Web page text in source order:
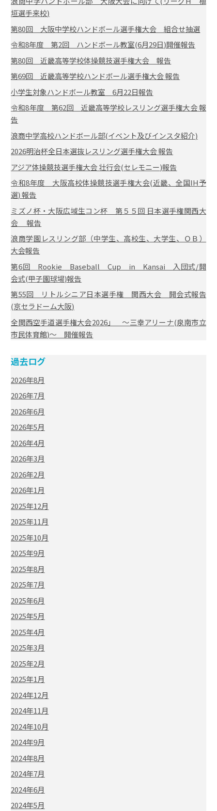
垣選手来校)
第80回 大阪中学校ハンドボール選手権大会 組合せ抽選
令和8年度 第2回 ハンドボール教室(6月29日)開催報告
第80回 近畿高等学校体操競技選手権大会 報告
第69回 近畿高等学校ハンドボール選手権大会 報告
小学生対象ハンドボール教室 6月22日報告
令和8年度 第62回 近畿高等学校レスリング選手権大会 報
告
浪商中学高校ハンドボール部(イベント及びインスタ紹介)
2026明治杯全日本選抜レスリング選手権大会 報告
アジア体操競技選手権大会 壮行会(セレモニー)報告
令和8年度 大阪高校体操競技選手権大会(近畿、全国IH予
選) 報告
ミズノ杯・大阪広域生コン杯 第５５回 日本選手権関西大
会 報告
浪商学園レスリング部（中学生、高校生、大学生、ＯＢ）
大会報告
第6回 Rookie Baseball Cup in Kansai 入団式/開
会式(甲子園球場)報告
第55回 リトルシニア日本選手権 関西大会 開会式報告
(京セラドーム大阪)
全関西空手道選手権大会2026」 ～三幸アリーナ(泉南市立
市民体育館)～ 開催報告
過去ログ
2026年8月
2026年7月
2026年6月
2026年5月
2026年4月
2026年3月
2026年2月
2026年1月
2025年12月
2025年11月
2025年10月
2025年9月
2025年8月
2025年7月
2025年6月
2025年5月
2025年4月
2025年3月
2025年2月
2025年1月
2024年12月
2024年11月
2024年10月
2024年9月
2024年8月
2024年7月
2024年6月
2024年5月